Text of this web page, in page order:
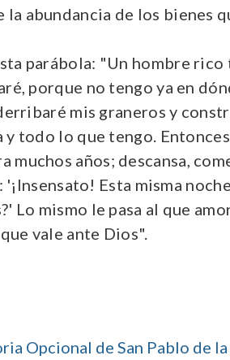
abundancia de los bienes
parábola: "Un hombre rico
porque no tengo ya en
mis graneros y
y todo lo que tengo.
muchos años; descansa,
Esta misma
Lo mismo le pasa al que
vale ante Dios".
Opcional de San Pablo de